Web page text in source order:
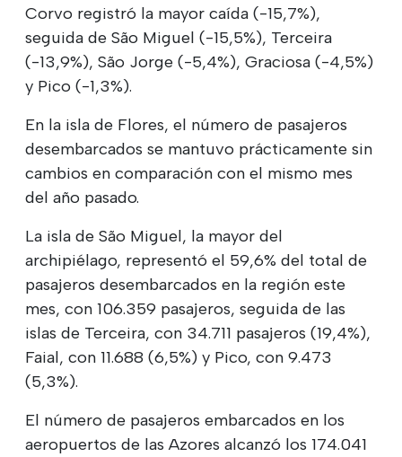
Corvo registró la mayor caída (-15,7%),
seguida de São Miguel (-15,5%), Terceira
(-13,9%), São Jorge (-5,4%), Graciosa (-4,5%)
y Pico (-1,3%).
En la isla de Flores, el número de pasajeros
desembarcados se mantuvo prácticamente sin
cambios en comparación con el mismo mes
del año pasado.
La isla de São Miguel, la mayor del
archipiélago, representó el 59,6% del total de
pasajeros desembarcados en la región este
mes, con 106.359 pasajeros, seguida de las
islas de Terceira, con 34.711 pasajeros (19,4%),
Faial, con 11.688 (6,5%) y Pico, con 9.473
(5,3%).
El número de pasajeros embarcados en los
aeropuertos de las Azores alcanzó los 174.041